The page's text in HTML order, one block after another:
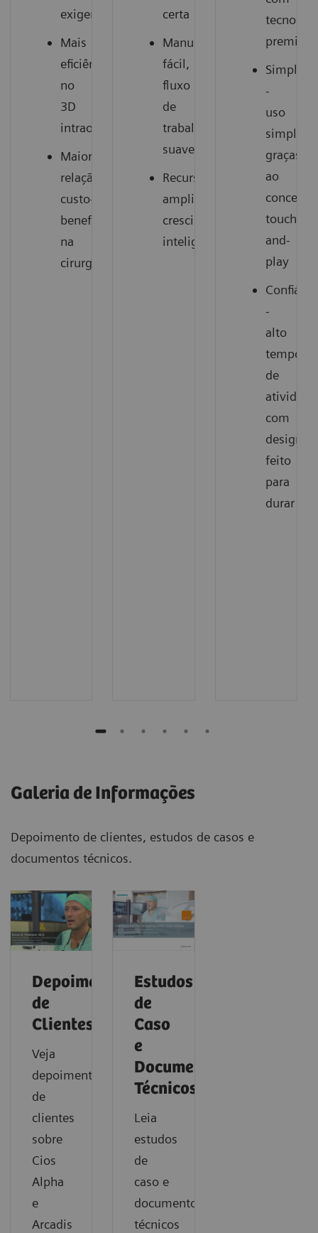
exigentes
Mais
eficiência
no
3D
intraoperatório
Maior
relação
custo-
benefício
na
cirurgia
certa
Manuseio
fácil,
fluxo
de
trabalho
suave
Recursos
ampliados,
crescimento
inteligente
premium
Simples
-
uso
graças
ao
conceito
touch-
and-
play
Confiável
-
alto
tempo
de
atividade
com
design
feito
para
durar
Galeria de Informações
Depoimento de clientes, estudos de casos e
documentos técnicos.
Depoimentos
de
Clientes
Veja
depoimentos
de
clientes
sobre
Cios
Alpha
e
Arcadis
Estudos
de
Caso
e
Documentos
Técnicos
Leia
estudos
de
caso e
documentos
técnicos